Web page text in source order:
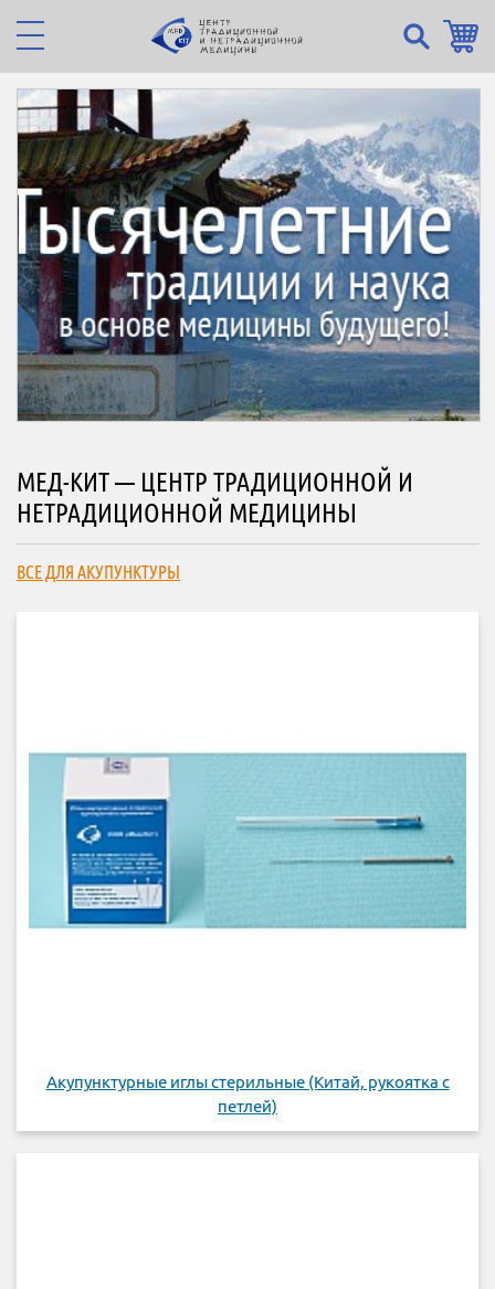
МЕД-КИТ — ЦЕНТР ТРАДИЦИОННОЙ И
НЕТРАДИЦИОННОЙ МЕДИЦИНЫ
ВСЕ ДЛЯ АКУПУНКТУРЫ
Акупунктурные иглы стерильные (Китай, рукоятка с
петлей)